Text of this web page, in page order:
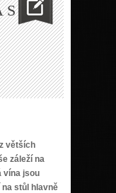
S
větších
záleží na
vína jsou
na stůl hlavně